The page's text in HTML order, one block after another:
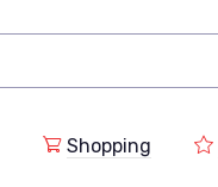
Shopping